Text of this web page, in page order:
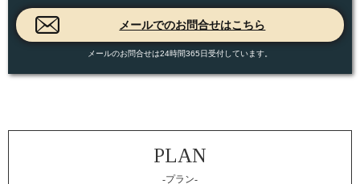
メールのお問合せは24時間365日受付しています。
-プラン-